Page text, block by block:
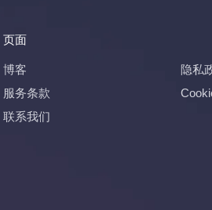
页面
博客
隐私
服务条款
联系我们